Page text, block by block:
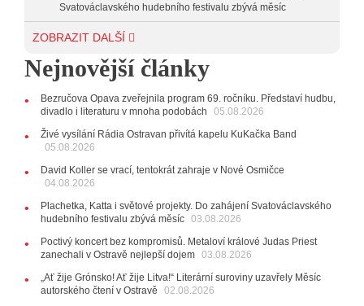
Svatováclavského hudebního festivalu zbývá měsíc
29.07.2026
listopadu v klubu Barrák
VIDEO
10:33
Úsměvné historky ze života ostravské kapely
kláves
AUDIO
28.07.2026
15:51
27.07.2026
držitelka Ceny Thálie za celoživotní mistrovství
Ladná Čeladná nabídne Olympic, Langerovou i
Kirschner, návštěvníci nově zaplatí už jen pomocí čipů
17:06
Zpěvačka Tanja vydala nové EP Plamen VIDEO
ZOBRAZIT DALŠÍ
Nejnovější články
Bezručova Opava zveřejnila program 69. ročníku. Představí hudbu,
divadlo i literaturu v mnoha podobách
05.08.2026
Živé vysílání Rádia Ostravan přivítá kapelu KuKačka Band
05.08.2026
David Koller se vrací, tentokrát zahraje v Nové Osmičce
04.08.2026
Plachetka, Katta i světové projekty. Do zahájení Svatováclavského
hudebního festivalu zbývá měsíc 03.08.2026
Poctivý koncert bez kompromisů. Metaloví králové Judas Priest
zanechali v Ostravě nejlepší dojem 03.08.2026
„Ať žije Grónsko! Ať žije Litva!“ Literární suroviny uzavřely Měsíc
autorského čtení v Ostravě
02.08.2026